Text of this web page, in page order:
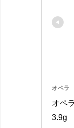
オペラ
オペ
3.9g